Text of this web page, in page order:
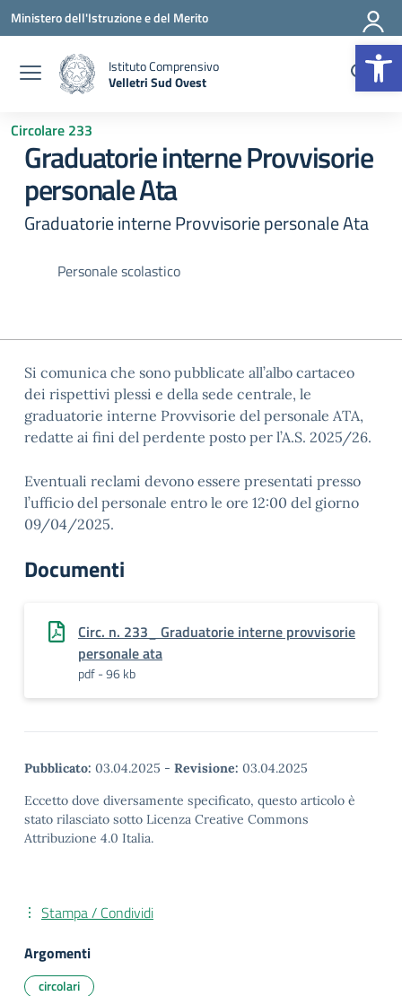
Vai ai contenuti
Vai al menu di navigazione
Vai al footer
Ministero dell'Istruzione e del Merito
Istituto Comprensivo
Velletri Sud Ovest
Circolare 233
Graduatorie interne Provvisorie
personale Ata
Graduatorie interne Provvisorie personale Ata
Personale scolastico
Si comunica che sono pubblicate all’albo cartaceo
dei rispettivi plessi e della sede centrale, le
graduatorie interne Provvisorie del personale ATA,
redatte ai fini del perdente posto per l’A.S. 2025/26.
Eventuali reclami devono essere presentati presso
l’ufficio del personale entro le ore 12:00 del giorno
09/04/2025.
Documenti
Circ. n. 233_ Graduatorie interne provvisorie
personale ata
pdf - 96 kb
Pubblicato: 03.04.2025 - Revisione: 03.04.2025
Eccetto dove diversamente specificato, questo articolo è
stato rilasciato sotto Licenza Creative Commons
Attribuzione 4.0 Italia.
Stampa / Condividi
Argomenti
circolari